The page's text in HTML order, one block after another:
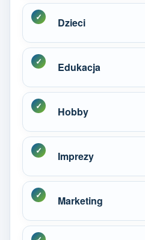
Dzieci
Edukacja
Hobby
Imprezy
Marketing